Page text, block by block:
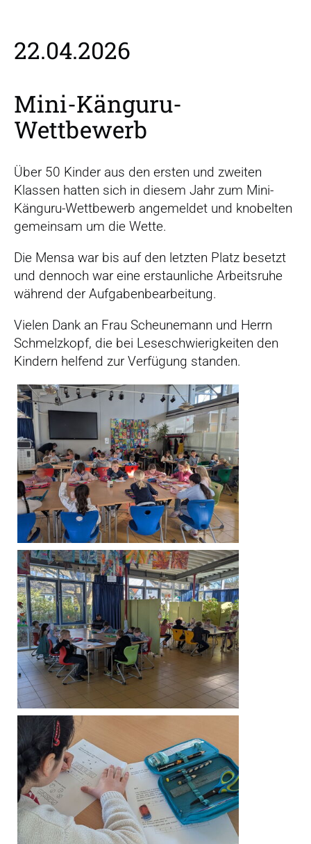
22.04.2026
Mini-Känguru-
Wettbewerb
Über 50 Kinder aus den ersten und zweiten
Klassen hatten sich in diesem Jahr zum Mini-
Känguru-Wettbewerb angemeldet und knobelten
gemeinsam um die Wette.
Die Mensa war bis auf den letzten Platz besetzt
und dennoch war eine erstaunliche Arbeitsruhe
während der Aufgabenbearbeitung.
Vielen Dank an Frau Scheunemann und Herrn
Schmelzkopf, die bei Leseschwierigkeiten den
Kindern helfend zur Verfügung standen.